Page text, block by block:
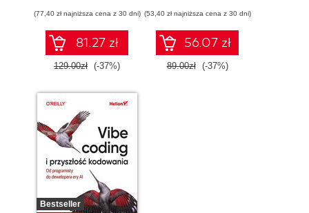
produktywność
(77,40 zł najniższa cena z 30 dni)
81.27 zł
129.00zł (-37%)
modelowaniu
probabilistycznym.
Wydanie III
(53,40 zł najniższa cena z 30 dni)
56.07 zł
89.00zł (-37%)
Bestseller